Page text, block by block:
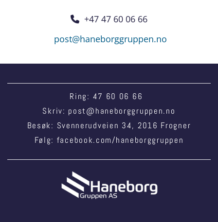

+47 47 60 06 66
post@haneborggruppen.no
Ring: 47 60 06 66
Skriv: post@haneborggruppen.no
Besøk: Svennerudveien 34, 2016 Frogner
Følg: facebook.com/haneborggruppen